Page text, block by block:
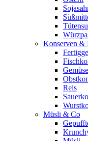
Konserven &
Reis
Müsli & Co